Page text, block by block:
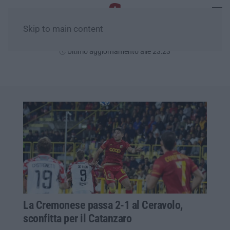
Skip to main content
Ultimo aggiornamento alle 23:23
La Cremonese passa 2-1 al Ceravolo,
sconfitta per il Catanzaro